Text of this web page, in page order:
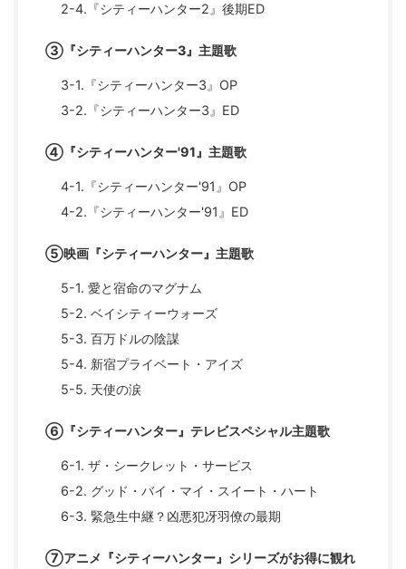
2-4.『シティーハンター2』後期ED
③『シティーハンター3』主題歌
3-1.『シティーハンター3』OP
3-2.『シティーハンター3』ED
④『シティーハンター'91』主題歌
4-1.『シティーハンター'91』OP
4-2.『シティーハンター'91』ED
⑤映画『シティーハンター』主題歌
5-1. 愛と宿命のマグナム
5-2. ベイシティーウォーズ
5-3. 百万ドルの陰謀
5-4. 新宿プライベート・アイズ
5-5. 天使の涙
⑥『シティーハンター』テレビスペシャル主題歌
6-1. ザ・シークレット・サービス
6-2. グッド・バイ・マイ・スイート・ハート
6-3. 緊急生中継？凶悪犯冴羽僚の最期
⑦アニメ『シティーハンター』シリーズがお得に観れ